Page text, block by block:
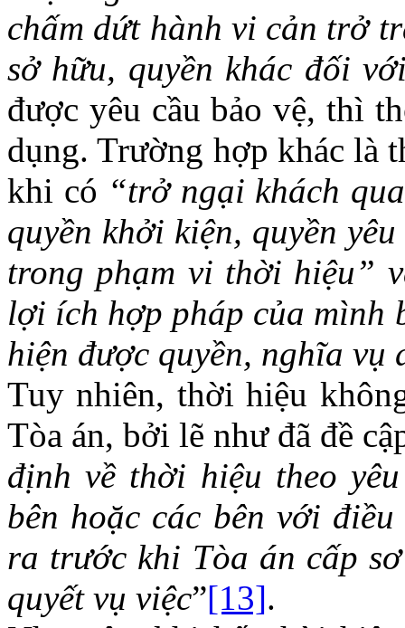
chấm dứt hành vi cản trở
sở hữu, quyền khác đối
được yêu cầu bảo vệ, thì
dụng. Trường hợp khác là
khi có “trở ngại khách
quyền khởi kiện, quyền
trong phạm vi thời hiệu”
lợi ích hợp pháp của mình
hiện được quyền, nghĩa vụ
Tuy nhiên, thời hiệu
Tòa án, bởi lẽ như đã đề
định về thời hiệu theo
bên hoặc các bên với
ra trước khi Tòa án cấp
quyết vụ việc”[13].